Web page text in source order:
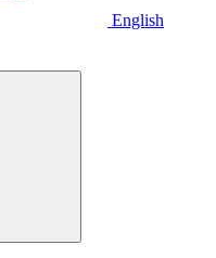
English